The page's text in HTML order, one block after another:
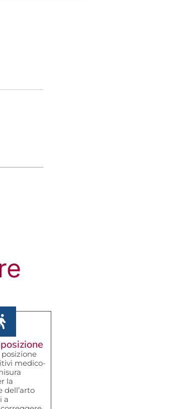
medico-
la
dell’arto
a